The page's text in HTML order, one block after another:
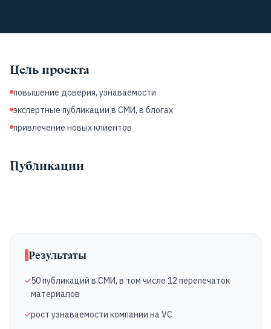
Цель проекта
повышение доверия, узнаваемости
экспертные публикации в СМИ, в блогах
привлечение новых клиентов
Публикации
Результаты
50 публикаций в СМИ, в том числе 12 перепечаток
материалов
рост узнаваемости компании на VC